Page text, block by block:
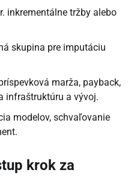
inkrementálne tržby alebo
skupina pre imputáciu
marža, payback,
infraštruktúru a vývoj.
modelov, schvaľovanie
krok za